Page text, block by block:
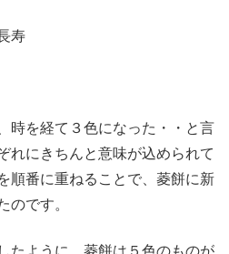
寿
時を経て３色になった・・と言
れにきちんと意味が込められて
順番に重ねることで、菱餅に新
のです。
たように、菱餅は５色のものが